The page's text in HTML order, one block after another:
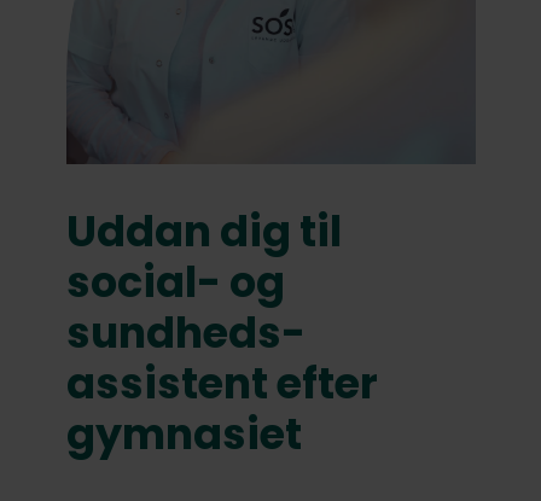
Uddan dig til
social- og
sundheds­
assistent efter
gymnasiet